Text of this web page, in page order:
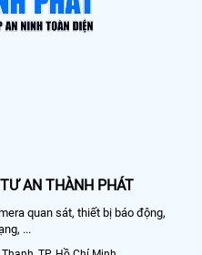
AN THÀNH PHÁT
quan sát, thiết bị báo động,
...